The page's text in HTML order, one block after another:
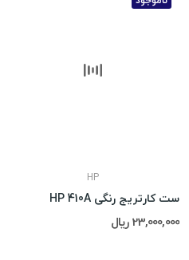
HP
ست کارتریج رنگی HP 410A
23,000,000 ریال